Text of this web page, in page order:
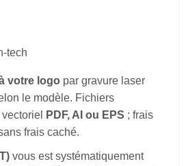
tech
votre logo par gravure laser
le modèle. Fichiers
PDF, AI ou EPS ; frais
frais caché.
vous est systématiquement